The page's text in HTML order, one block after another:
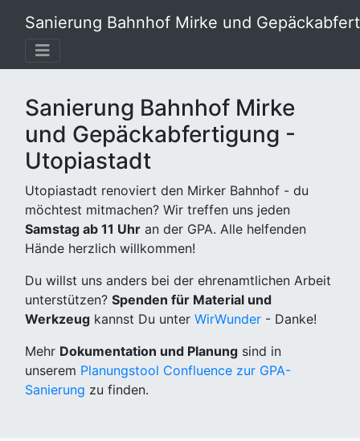
Sanierung Bahnhof Mirke und
Sanierung Bahnhof Mirke
und Gepäckabfertigung -
Utopiastadt
Utopiastadt renoviert den Mirker Bahnhof - du
möchtest mitmachen? Wir treffen uns jeden
Samstag ab 11 Uhr an der GPA. Alle helfenden
Hände herzlich willkommen!
Du willst uns anders bei der ehrenamtlichen Arbeit
unterstützen? Spenden für Material und
Werkzeug kannst Du unter WirWunder - Danke!
Mehr Dokumentation und Planung sind in
unserem Planungstool Confluence zur GPA-
Sanierung zu finden.